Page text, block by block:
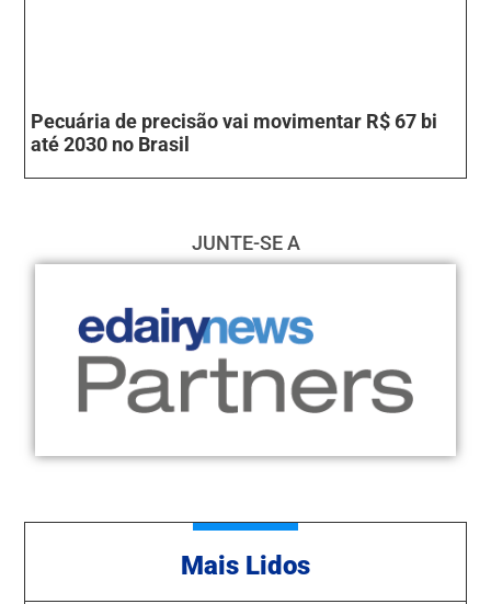
Pecuária de precisão vai movimentar R$ 67 bi
até 2030 no Brasil
JUNTE-SE A
Mais Lidos